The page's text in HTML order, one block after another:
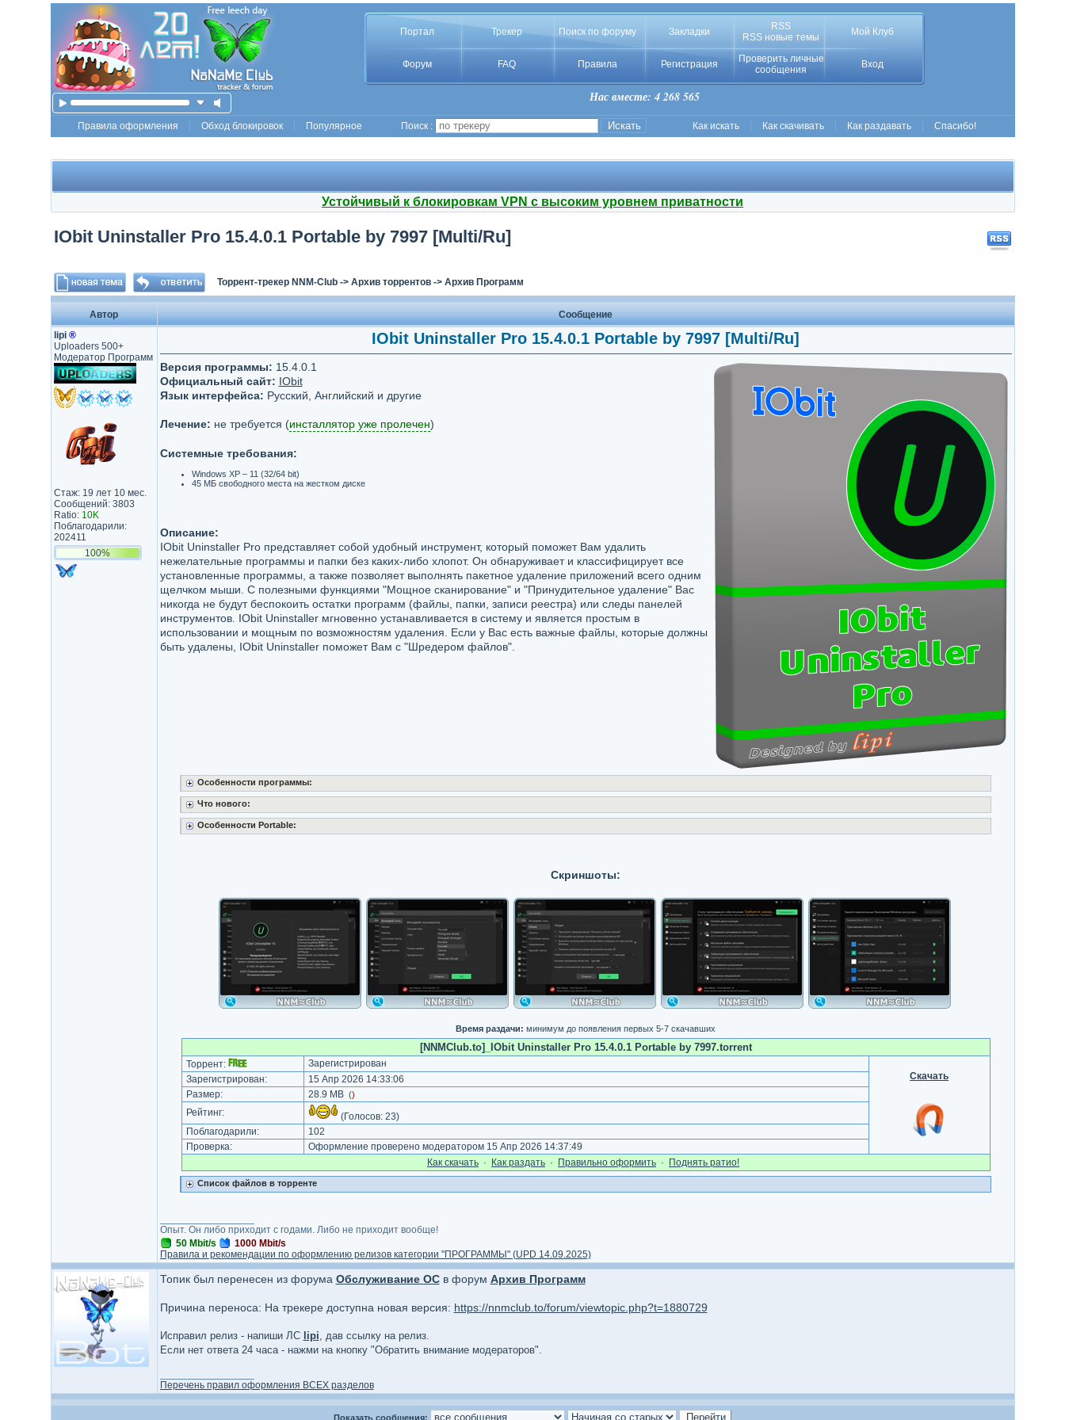
Портал Трекер Поиск по форуму Закладки
RSS
RSS новые темы
Мой Клуб
Форум FAQ Правила Регистрация
Проверить личные
сообщения
Вход
Нас вместе: 4 268 565
Правила оформления Обход блокировок Популярное Поиск : Как искать Как скачивать Как раздавать Спасибо!
Устойчивый к блокировкам VPN с высоким уровнем приватности
IObit Uninstaller Pro 15.4.0.1 Portable by 7997 [Multi/Ru]
Торрент-трекер NNM-Club-> Архив торрентов-> Архив Программ
Автор
Сообщение
lipi ®
Uploaders 500+
Модератор Программ
Стаж: 19 лет 10 мес.
Сообщений: 3803
Ratio: 10K
Поблагодарили:
202411
100%
IObit Uninstaller Pro 15.4.0.1 Portable by 7997 [Multi/Ru]
Версия программы: 15.4.0.1
Официальный сайт: IObit
Язык интерфейса: Русский, Английский и другие
Лечение: не требуется (инсталлятор уже пролечен)
Системные требования:
Windows XP – 11 (32/64 bit)
45 МБ свободного места на жестком диске
Описание:
IObit Uninstaller Pro представляет собой удобный инструмент, который поможет Вам удалить
нежелательные программы и папки без каких-либо хлопот. Он обнаруживает и классифицирует все
установленные программы, а также позволяет выполнять пакетное удаление приложений всего одним
щелчком мыши. С полезными функциями "Мощное сканирование" и "Принудительное удаление" Вас
никогда не будут беспокоить остатки программ (файлы, папки, записи реестра) или следы панелей
инструментов. IObit Uninstaller мгновенно устанавливается в систему и является простым в
использовании и мощным по возможностям удаления. Если у Вас есть важные файлы, которые должны
быть удалены, IObit Uninstaller поможет Вам с "Шредером файлов".
Особенности программы:
Что нового:
Особенности Portable:
Скриншоты:
Время раздачи: минимум до появления первых 5-7 скачавших
[NNMClub.to]_IObit Uninstaller Pro 15.4.0.1 Portable by 7997.torrent
Торрент:
Зарегистрирован
Скачать
Зарегистрирован:
15 Апр 2026 14:33:06
Размер:
28.9 MB ()
Рейтинг: (Голосов: 23)
Поблагодарили:
102
Проверка:
Оформление проверено модератором 15 Апр 2026 14:37:49
Как cкачать · Как раздать · Правильно оформить · Поднять ратио!
Список файлов в торренте
Опыт. Он либо приходит с годами. Либо не приходит вообще!
50 Mbit/s
1000 Mbit/s
Правила и рекомендации по оформлению релизов категории "ПРОГРАММЫ" (UPD 14.09.2025)
Топик был перенесен из форума Обслуживание ОСв форум Архив Программ
Причина переноса: На трекере доступна новая версия: https://nnmclub.to/forum/viewtopic.php?t=1880729
Исправил релиз - напиши ЛС lipi, дав ссылку на релиз.
Если нет ответа 24 часа - нажми на кнопку "Обратить внимание модераторов".
Перечень правил оформления ВСЕХ разделов
Показать сообщения: